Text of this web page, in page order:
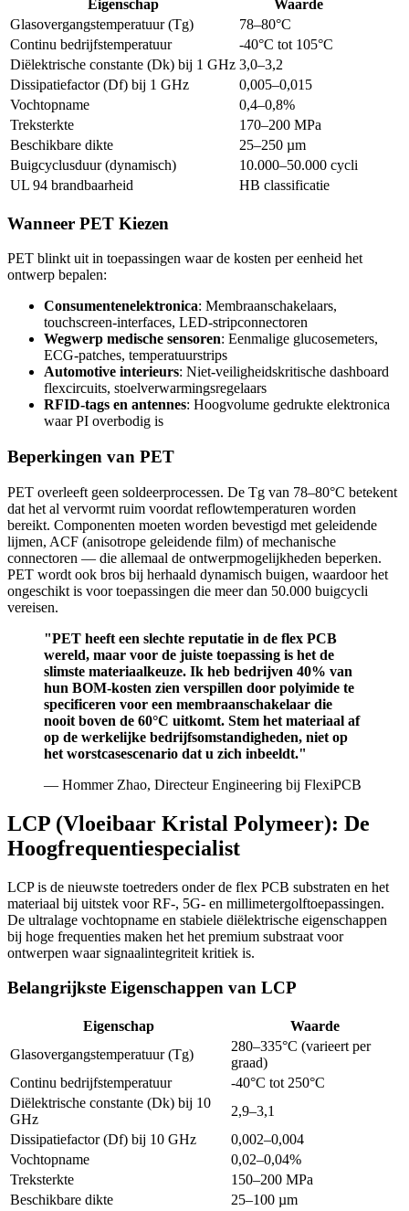
Eigenschap
Waarde
Glasovergangstemperatuur (Tg)
78–80°C
Continu bedrijfstemperatuur
-40°C tot 105°C
Diëlektrische constante (Dk) bij 1 GHz 3,0–3,2
Dissipatiefactor (Df) bij 1 GHz
0,005–0,015
Vochtopname
0,4–0,8%
Treksterkte
170–200 MPa
Beschikbare dikte
25–250 µm
Buigcyclusduur (dynamisch)
10.000–50.000 cycli
UL 94 brandbaarheid
HB classificatie
Wanneer PET Kiezen
PET blinkt uit in toepassingen waar de kosten per eenheid het
ontwerp bepalen:
Consumentenelektronica: Membraanschakelaars,
touchscreen-interfaces, LED-stripconnectoren
Wegwerp medische sensoren: Eenmalige glucosemeters,
ECG-patches, temperatuurstrips
Automotive interieurs: Niet-veiligheidskritische dashboard
flexcircuits, stoelverwarmingsregelaars
RFID-tags en antennes: Hoogvolume gedrukte elektronica
waar PI overbodig is
Beperkingen van PET
PET overleeft geen soldeerprocessen. De Tg van 78–80°C betekent
dat het al vervormt ruim voordat reflowtemperaturen worden
bereikt. Componenten moeten worden bevestigd met geleidende
lijmen, ACF (anisotrope geleidende film) of mechanische
connectoren — die allemaal de ontwerpmogelijkheden beperken.
PET wordt ook bros bij herhaald dynamisch buigen, waardoor het
ongeschikt is voor toepassingen die meer dan 50.000 buigcycli
vereisen.
"PET heeft een slechte reputatie in de flex PCB
wereld, maar voor de juiste toepassing is het de
slimste materiaalkeuze. Ik heb bedrijven 40% van
hun BOM-kosten zien verspillen door polyimide te
specificeren voor een membraanschakelaar die
nooit boven de 60°C uitkomt. Stem het materiaal af
op de werkelijke bedrijfsomstandigheden, niet op
het worstcasescenario dat u zich inbeeldt."
— Hommer Zhao, Directeur Engineering bij FlexiPCB
LCP (Vloeibaar Kristal Polymeer): De
Hoogfrequentiespecialist
LCP is de nieuwste toetreders onder de flex PCB substraten en het
materiaal bij uitstek voor RF-, 5G- en millimetergolftoepassingen.
De ultralage vochtopname en stabiele diëlektrische eigenschappen
bij hoge frequenties maken het het premium substraat voor
ontwerpen waar signaalintegriteit kritiek is.
Belangrijkste Eigenschappen van LCP
Eigenschap
Waarde
Glasovergangstemperatuur (Tg)
280–335°C (varieert per
graad)
Continu bedrijfstemperatuur
-40°C tot 250°C
Diëlektrische constante (Dk) bij 10
GHz
2,9–3,1
Dissipatiefactor (Df) bij 10 GHz
0,002–0,004
Vochtopname
0,02–0,04%
Treksterkte
150–200 MPa
Beschikbare dikte
25–100 µm